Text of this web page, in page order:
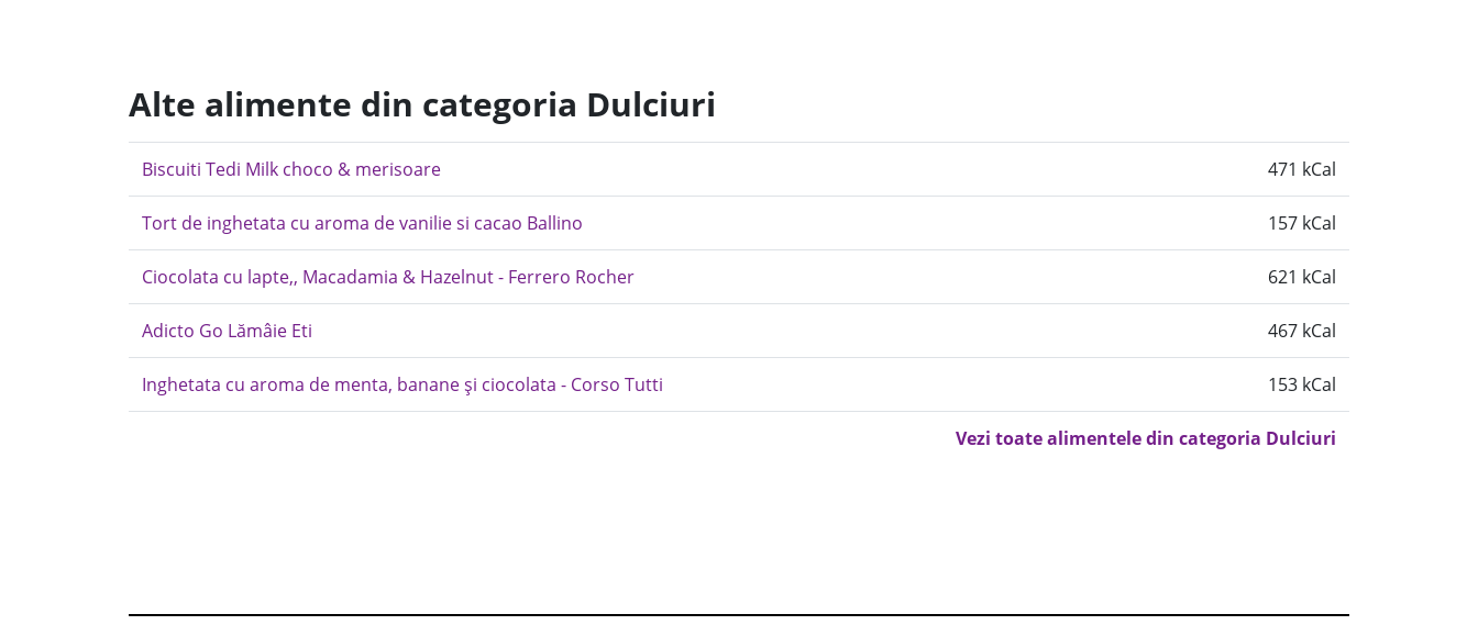
Alte alimente din categoria Dulciuri
Biscuiti Tedi Milk choco & merisoare 471 kCal
Tort de inghetata cu aroma de vanilie si cacao Ballino 157 kCal
Ciocolata cu lapte,, Macadamia & Hazelnut - Ferrero Rocher 621 kCal
Adicto Go Lămâie Eti 467 kCal
Inghetata cu aroma de menta, banane și ciocolata - Corso Tutti 153 kCal
Vezi toate alimentele din categoria Dulciuri